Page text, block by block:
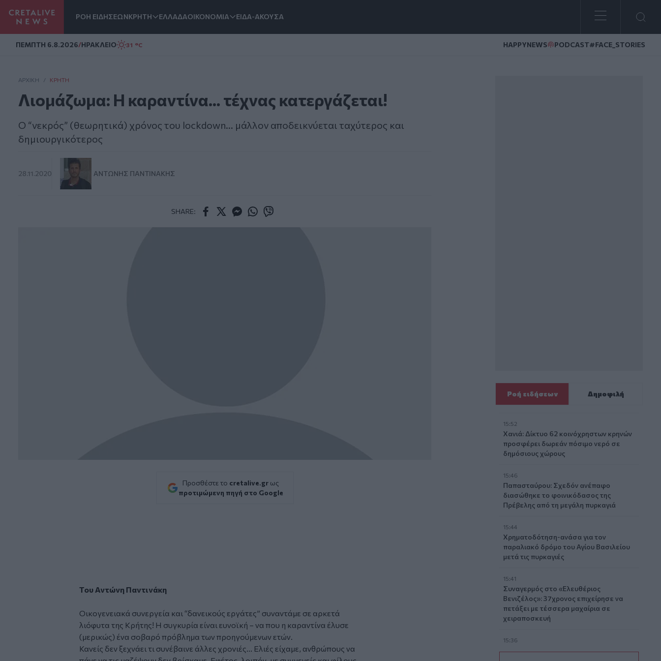
ΡΟΗ ΕΙΔΗΣΕΩΝΚΡΗΤΗ ΕΛΛΑΔΑΟΙΚΟΝΟΜΙΑ ΕΙΔΑ-ΑΚΟΥΣΑ
ΠΕΜΠΤΗ 6.8.2026/ΗΡΑΚΛΕΙΟ 31 °C HAPPYNEWS PODCAST#FACE_STORIES
ΑΡΧΙΚΗ / ΚΡΉΤΗ
Λιομάζωμα: Η καραντίνα... τέχνας κατεργάζεται!
Ο “νεκρός” (θεωρητικά) χρόνος του lockdown... μάλλον αποδεικνύεται ταχύτερος και
δημιουργικότερος
28.11.2020 ΑΝΤΏΝΗΣ ΠΑΝΤΙΝΆΚΗΣ
SHARE:
Προσθέστε το cretalive.gr ως
προτιμώμενη πηγή στο Google
Του Αντώνη Παντινάκη
Οικογενειακά συνεργεία και “δανεικούς εργάτες” συναντάμε σε αρκετά
λιόφυτα της Κρήτης! Η συγκυρία είναι ευνοϊκή – να που η καραντίνα έλυσε
(μερικώς) ένα σοβαρό πρόβλημα των προηγούμενων ετών.
Κανείς δεν ξεχνάει τι συνέβαινε άλλες χρονιές... Ελιές είχαμε, ανθρώπους να
Ροή ειδήσεων Δημοφιλή
15:52
Χανιά: Δίκτυο 62 κοινόχρηστων κρηνών
προσφέρει δωρεάν πόσιμο νερό σε
δημόσιους χώρους
15:46
Παπασταύρου: Σχεδόν ανέπαφο
διασώθηκε το φοινικόδασος της
Πρέβελης από τη μεγάλη πυρκαγιά
15:44
Χρηματοδότηση-ανάσα για τον
παραλιακό δρόμο του Αγίου Βασιλείου
μετά τις πυρκαγιές
15:41
Συναγερμός στο «Ελευθέριος
Βενιζέλος»: 37χρονος επιχείρησε να
πετάξει με τέσσερα μαχαίρια σε
χειραποσκευή
15:36
Με λαμπρότητα η γιορτή της